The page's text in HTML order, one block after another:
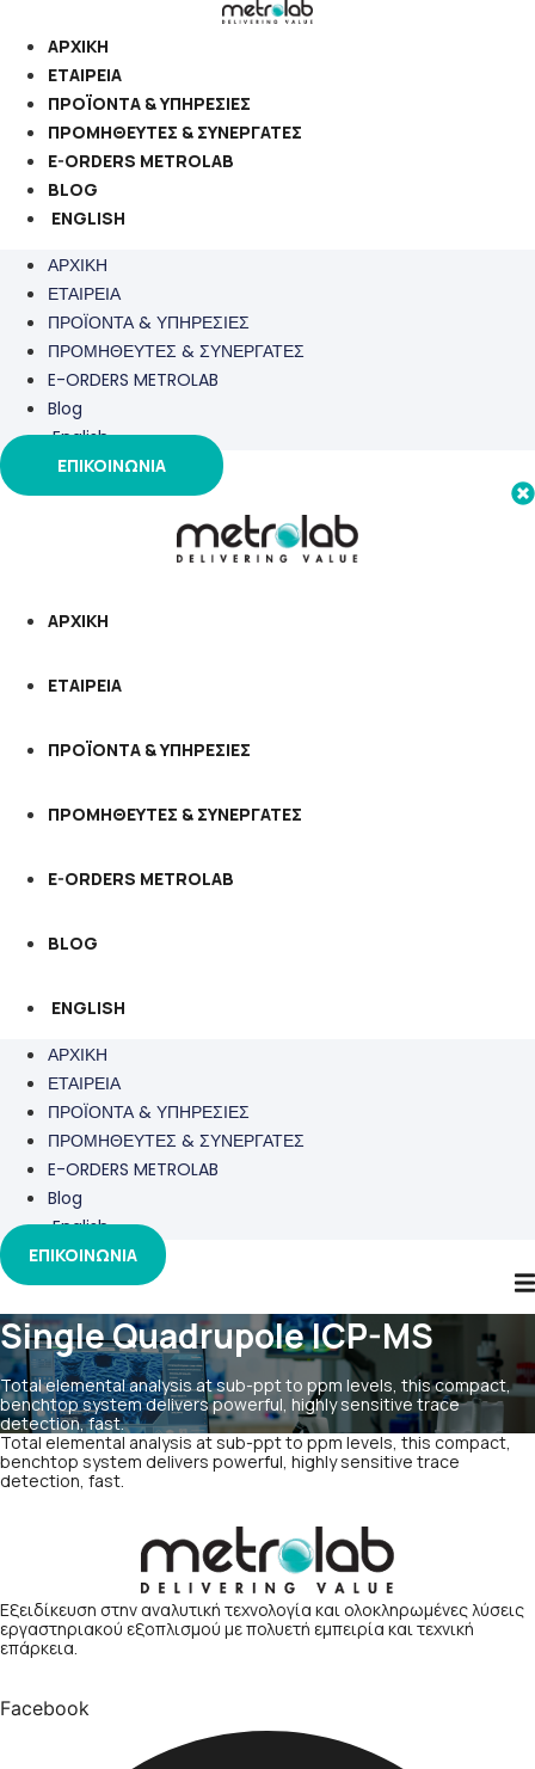
στο
περιεχόμενο
ΑΡΧΙΚΗ
ΕΤΑΙΡΕΙΑ
ΠΡΟΪΟΝΤΑ & ΥΠΗΡΕΣΙΕΣ
ΠΡΟΜΗΘΕΥΤΕΣ & ΣΥΝΕΡΓΑΤΕΣ
E-ORDERS METROLAB
BLOG
ENGLISH
ΑΡΧΙΚΗ
ΕΤΑΙΡΕΙΑ
ΠΡΟΪΟΝΤΑ & ΥΠΗΡΕΣΙΕΣ
ΠΡΟΜΗΘΕΥΤΕΣ & ΣΥΝΕΡΓΑΤΕΣ
E-ORDERS METROLAB
Blog
English
ΕΠΙΚΟΙΝΩΝΙΑ
ΑΡΧΙΚΗ
ΕΤΑΙΡΕΙΑ
ΠΡΟΪΟΝΤΑ & ΥΠΗΡΕΣΙΕΣ
ΠΡΟΜΗΘΕΥΤΕΣ & ΣΥΝΕΡΓΑΤΕΣ
E-ORDERS METROLAB
BLOG
ENGLISH
ΑΡΧΙΚΗ
ΕΤΑΙΡΕΙΑ
ΠΡΟΪΟΝΤΑ & ΥΠΗΡΕΣΙΕΣ
ΠΡΟΜΗΘΕΥΤΕΣ & ΣΥΝΕΡΓΑΤΕΣ
E-ORDERS METROLAB
Blog
English
ΕΠΙΚΟΙΝΩΝΙΑ
Single Quadrupole ICP-MS
Total elemental analysis at sub-ppt to ppm levels, this compact,
benchtop system delivers powerful, highly sensitive trace
detection, fast.
Total elemental analysis at sub-ppt to ppm levels, this compact,
benchtop system delivers powerful, highly sensitive trace
detection, fast.
Εξειδίκευση στην αναλυτική τεχνολογία και ολοκληρωμένες λύσεις
εργαστηριακού εξοπλισμού με πολυετή εμπειρία και τεχνική
επάρκεια.
Facebook